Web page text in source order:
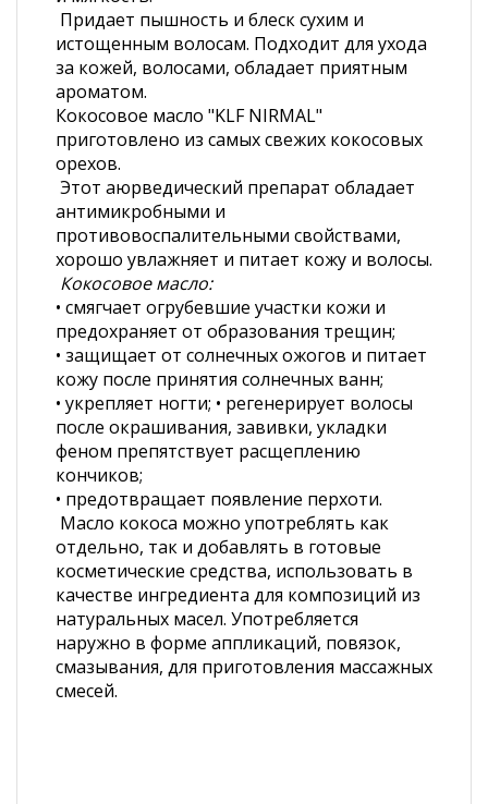
Придает пышность и блеск сухим и
истощенным волосам. Подходит для ухода
за кожей, волосами, обладает приятным
ароматом.
Кокосовое масло "KLF NIRMAL"
приготовлено из самых свежих кокосовых
орехов.
Этот аюрведический препарат обладает
антимикробными и
противовоспалительными свойствами,
хорошо увлажняет и питает кожу и волосы.
Кокосовое масло:
• смягчает огрубевшие участки кожи и
предохраняет от образования трещин;
• защищает от солнечных ожогов и питает
кожу после принятия солнечных ванн;
• укрепляет ногти; • регенерирует волосы
после окрашивания, завивки, укладки
феном препятствует расщеплению
кончиков;
• предотвращает появление перхоти.
Масло кокоса можно употреблять как
отдельно, так и добавлять в готовые
косметические средства, использовать в
качестве ингредиента для композиций из
натуральных масел. Употребляется
наружно в форме аппликаций, повязок,
смазывания, для приготовления массажных
смесей.